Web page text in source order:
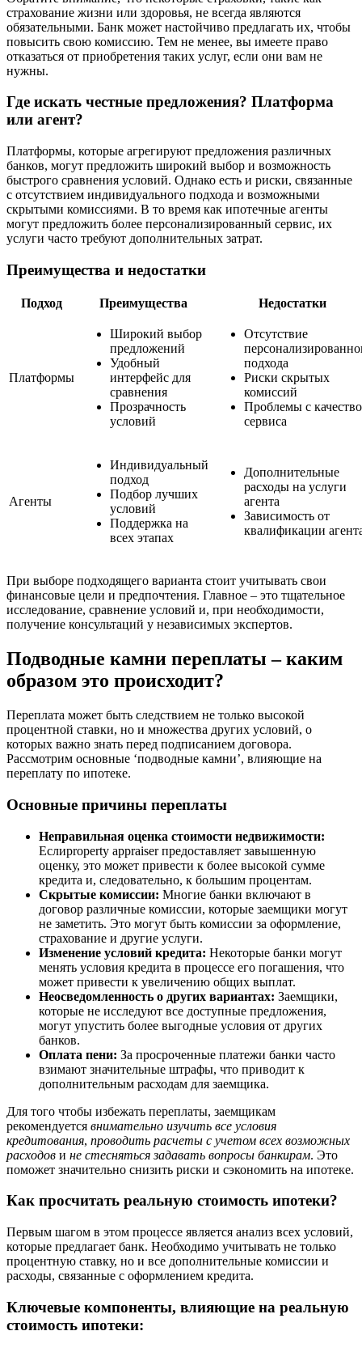
страхование жизни или здоровья, не всегда являются
обязательными. Банк может настойчиво предлагать их, чтобы
повысить свою комиссию. Тем не менее, вы имеете право
отказаться от приобретения таких услуг, если они вам не
нужны.
Где искать честные предложения? Платформа
или агент?
Платформы, которые агрегируют предложения различных
банков, могут предложить широкий выбор и возможность
быстрого сравнения условий. Однако есть и риски, связанные
с отсутствием индивидуального подхода и возможными
скрытыми комиссиями. В то время как ипотечные агенты
могут предложить более персонализированный сервис, их
услуги часто требуют дополнительных затрат.
Преимущества и недостатки
Подход Преимущества Недостатки
Платформы
Широкий выбор
предложений
Удобный
интерфейс для
сравнения
Прозрачность
условий
Отсутствие
подхода
Риски скрытых
комиссий
Проблемы с
сервиса
Агенты
Индивидуальный
подход
Подбор лучших
условий
Поддержка на
всех этапах
Дополнительные
расходы на услуги
агента
Зависимость от
квалификации
При выборе подходящего варианта стоит учитывать свои
финансовые цели и предпочтения. Главное – это тщательное
исследование, сравнение условий и, при необходимости,
получение консультаций у независимых экспертов.
Подводные камни переплаты – каким
образом это происходит?
Переплата может быть следствием не только высокой
процентной ставки, но и множества других условий, о
которых важно знать перед подписанием договора.
Рассмотрим основные ‘подводные камни’, влияющие на
переплату по ипотеке.
Основные причины переплаты
Неправильная оценка стоимости недвижимости:
Еслиproperty appraiser предоставляет завышенную
оценку, это может привести к более высокой сумме
кредита и, следовательно, к большим процентам.
Скрытые комиссии: Многие банки включают в
договор различные комиссии, которые заемщики могут
не заметить. Это могут быть комиссии за оформление,
страхование и другие услуги.
Изменение условий кредита: Некоторые банки могут
менять условия кредита в процессе его погашения, что
может привести к увеличению общих выплат.
Неосведомленность о других вариантах: Заемщики,
которые не исследуют все доступные предложения,
могут упустить более выгодные условия от других
банков.
Оплата пени: За просроченные платежи банки часто
взимают значительные штрафы, что приводит к
дополнительным расходам для заемщика.
Для того чтобы избежать переплаты, заемщикам
рекомендуется внимательно изучить все условия
кредитования, проводить расчеты с учетом всех возможных
расходов и не стесняться задавать вопросы банкирам. Это
поможет значительно снизить риски и сэкономить на ипотеке.
Как просчитать реальную стоимость ипотеки?
Первым шагом в этом процессе является анализ всех условий,
которые предлагает банк. Необходимо учитывать не только
процентную ставку, но и все дополнительные комиссии и
расходы, связанные с оформлением кредита.
Ключевые компоненты, влияющие на реальную
стоимость ипотеки: